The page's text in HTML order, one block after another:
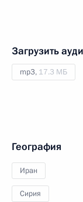
Загрузить
mp3, 17.3 МБ
География
Иран
Сирия